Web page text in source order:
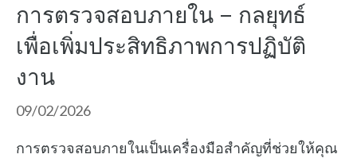
การตรวจสอบภายใน – กลยุทธ์
เพื่อเพิ่มประสิทธิภาพการปฏิบัติ
งาน
09/02/2026
การตรวจสอบภายในเป็นเครื่องมือสำคัญที่ช่วยให้คุณ